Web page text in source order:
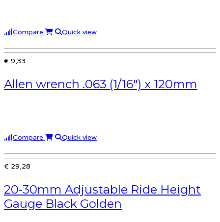
Compare Quick view
€ 9,33
Allen wrench .063 (1/16″) x 120mm
Compare Quick view
€ 29,28
20-30mm Adjustable Ride Height
Gauge Black Golden